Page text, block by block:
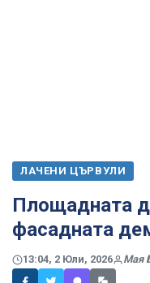
ЛАЧЕНИ ЦЪРВУЛИ
Площадната
фасадната
13:04, 2 Юли, 2026 Мая